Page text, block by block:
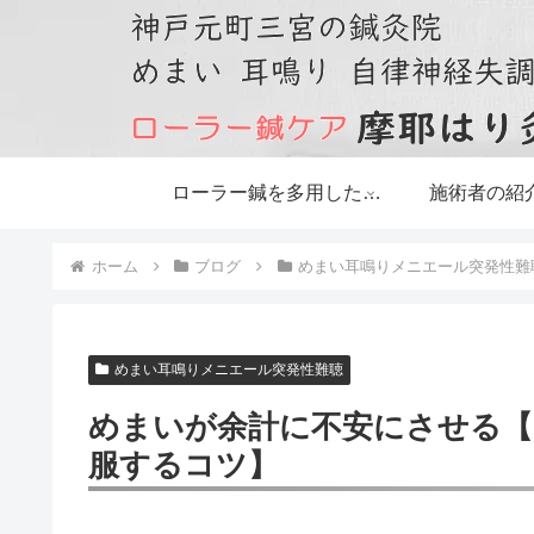
ローラー鍼を多用した鍼灸治療です 施術者の紹
ホーム ブログ めまい耳鳴りメニエール突発性難
めまい耳鳴りメニエール突発性難聴
めまいが余計に不安にさせる
服するコツ】